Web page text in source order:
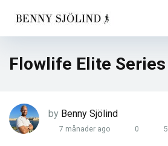
Flowlife Elite Series
by Benny Sjölind
7 månader ago 0 5